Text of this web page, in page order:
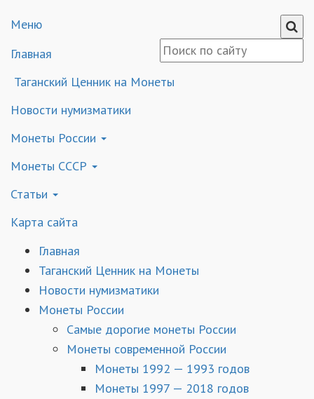
Меню
Главная
Таганский Ценник на Монеты
Новости нумизматики
Монеты России
Монеты СССР
Статьи
Карта сайта
Главная
Таганский Ценник на Монеты
Новости нумизматики
Монеты России
Самые дорогие монеты России
Монеты современной России
Монеты 1992 — 1993 годов
Монеты 1997 — 2018 годов